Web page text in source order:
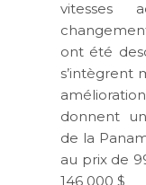
vitesses
ont été
s’intègrent
donnent
de la
au prix de
146 000 $